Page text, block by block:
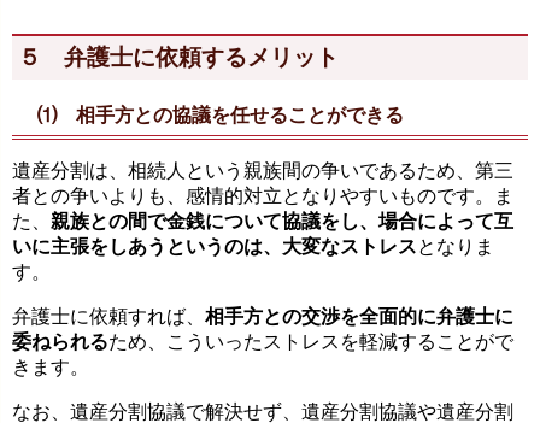
５ 弁護士に依頼するメリット
⑴ 相手方との協議を任せることができる
遺産分割は、相続人という親族間の争いであるため、第三
者との争いよりも、感情的対立となりやすいものです。ま
た、 親族との間で金銭について協議をし、場合によって互
いに主張をしあうというのは、大変なストレスとなりま
す。
弁護士に依頼すれば、 相手方との交渉を全面的に弁護士に
委ねられるため、こういったストレスを軽減することがで
きます。
なお、遺産分割協議で解決せず、遺産分割協議や遺産分割